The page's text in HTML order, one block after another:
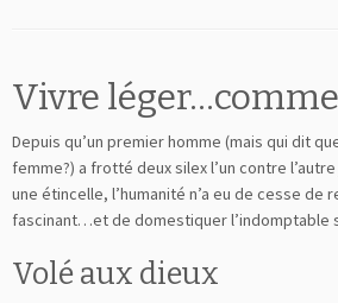
Vivre
Depuis qu’un premier homme (mais qui dit
femme?) a frotté deux silex l’un contre l’autre
une étincelle, l’humanité n’a eu de cesse de
fascinant…et de domestiquer l’indomptable
Volé aux dieux